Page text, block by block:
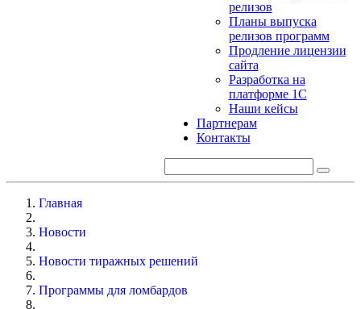
релизов
Планы выпуска
релизов программ
Продление лицензии
сайта
Разработка на
платформе 1С
Наши кейсы
Партнерам
Контакты
Главная
Новости
Новости тиражных решений
Программы для ломбардов